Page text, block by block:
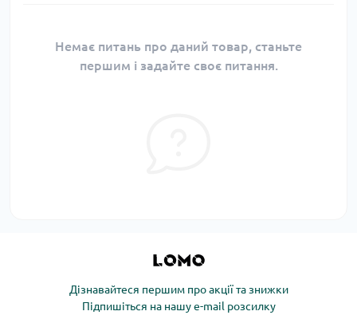
Немає питань про даний товар, станьте
першим і задайте своє питання.
Дізнавайтеся першим про акції та знижки
Підпишіться на нашу e-mail розсилку